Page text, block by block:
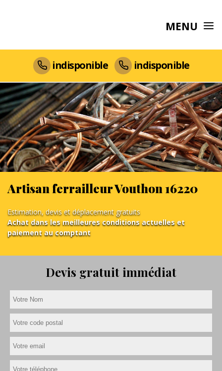
MENU
indisponible indisponible
Artisan ferrailleur Vouthon 16220
Estimation, devis et déplacement gratuits
Achat dans les meilleures conditions actuelles et
paiement au comptant
Devis gratuit immédiat